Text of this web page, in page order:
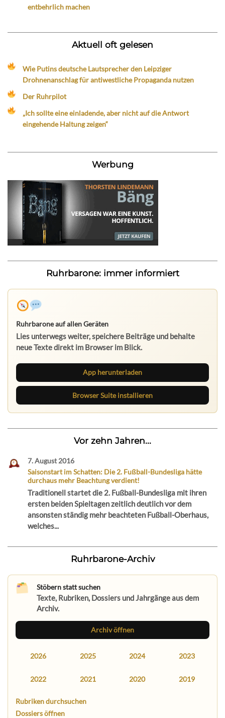
entbehrlich machen
Aktuell oft gelesen
Wie Putins deutsche Lautsprecher den Leipziger
Drohnenanschlag für antiwestliche Propaganda nutzen
Der Ruhrpilot
„Ich sollte eine einladende, aber nicht auf die Antwort
eingehende Haltung zeigen“
Werbung
Ruhrbarone: immer informiert
Ruhrbarone auf allen Geräten
Lies unterwegs weiter, speichere Beiträge und behalte
neue Texte direkt im Browser im Blick.
App herunterladen
Browser Suite installieren
Vor zehn Jahren...
7. August 2016
Saisonstart im Schatten: Die 2. Fußball-Bundesliga hätte
durchaus mehr Beachtung verdient!
Traditionell startet die 2. Fußball-Bundesliga mit ihren
ersten beiden Spieltagen zeitlich deutlich vor dem
ansonsten ständig mehr beachteten Fußball-Oberhaus,
welches...
Ruhrbarone-Archiv
Stöbern statt suchen
Texte, Rubriken, Dossiers und Jahrgänge aus dem
Archiv.
Archiv öffnen
2026 2025 2024 2023
2022 2021 2020 2019
Rubriken durchsuchen
Dossiers öffnen